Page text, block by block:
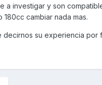
a investigar y son
cambiar nada mas.
decirnos su experiencia por